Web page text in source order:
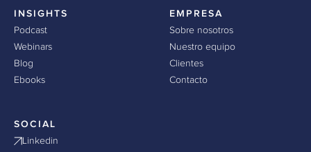
INSIGHTS
Podcast
Webinars
Blog
Ebooks
EMPRESA
Sobre nosotros
Nuestro equipo
Clientes
Contacto
SOCIAL
Linkedin